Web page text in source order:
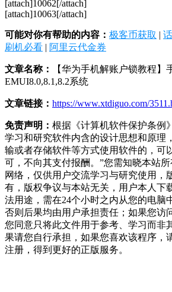
[attach]10062[/attach]
[attach]10063[/attach]
可能对你有帮助的内容： 极客币获取 |
刷机必看 | 阿里云代金券
文章名称：
【华为手机解账户锁教程】
EMUI8.0,8.1,8.2系统
文章链接： https://www.xtdiguo.com/
免责声明： 根据《计算机软件保护条例
学习和研究软件内含的设计思想和原理
输或者存储软件等方式使用软件的，可
可，不向其支付报酬。”您需知晓本站
网络，仅供用户交流学习与研究使用，
有，版权争议与本站无关，用户本人下
法用途，需在24个小时之内从您的电脑
否则后果均由用户承担责任；如果您访
您同意只将此文件用于参考、学习而非
果请您自行承担，如果您喜欢该程序，
注册，得到更好的正版服务。